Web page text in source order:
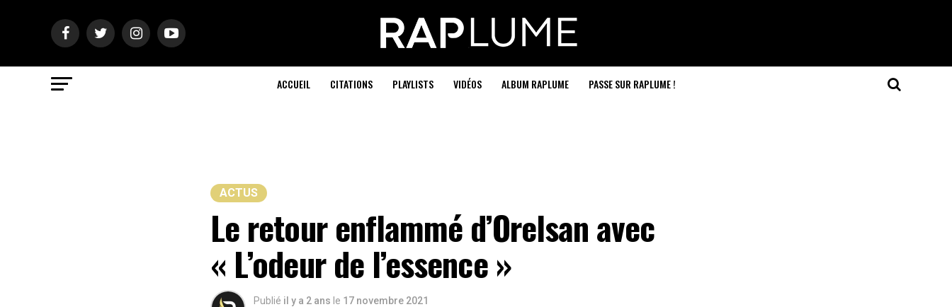
ACCUEIL CITATIONS PLAYLISTS VIDÉOS ALBUM RAPLUME PASSE SUR RAPLUME !
ACTUS
Le retour enflammé d’Orelsan avec
« L’odeur de l’essence »
Publié il y a 2 ans le 17 novembre 2021